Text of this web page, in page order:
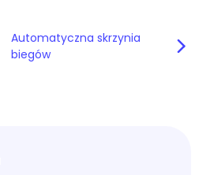
Automatyczna skrzynia
biegów